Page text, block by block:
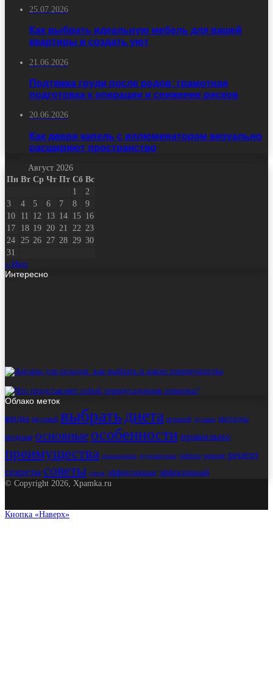
25.07.2026
Как выбрать идеальную мебель для вашей
квартиры и создать уют
21.06.2026
Подтяжка груди после родов: грамотная
подготовка к операции и снижение рисков
20.06.2026
Как двери капель с иллюминатором визуально
расширяют пространство
Август 2026
Пн Вт Ср Чт Пт Сб Вс
1
2
3
4 5 6 7 8
9
10
11 12 13 14 15 16
17
18 19 20 21 22 23
24 25 26 27 28 29 30
31
« Июл
Интересно
Облако меток
виды вкусный выбратьдиета игровой лучшие методы
модные основные особенности правильно
преимущества применение путешествие работы ремонт рецепт
секреты советы стиль эффективные эффективный
© Copyright 2026, Xpamka.ru
Кнопка «Наверх»